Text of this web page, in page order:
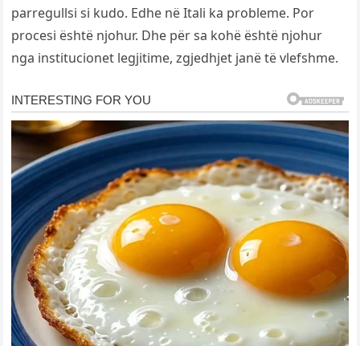
parregullsi si kudo. Edhe në Itali ka probleme. Por
procesi është njohur. Dhe për sa kohë është njohur
nga institucionet legjitime, zgjedhjet janë të vlefshme.